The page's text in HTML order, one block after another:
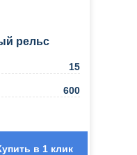
рельс
15
600
в 1 клик